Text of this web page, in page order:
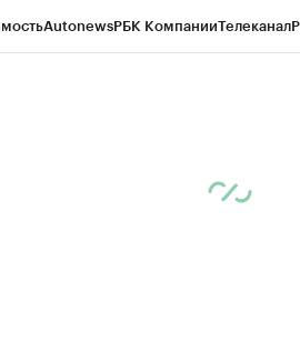
AutonewsРБК КомпанииТелеканал